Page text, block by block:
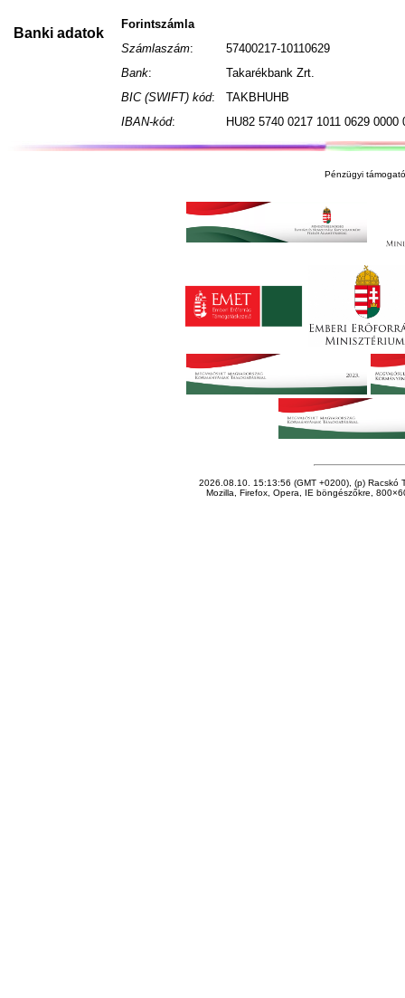
Banki adatok
Forintszámla
Számlaszám:
57400217-10110629
Bank:
Takarékbank Zrt.
BIC (SWIFT) kód:
TAKBHUHB
IBAN-kód: HU82 5740 0217 1011 0629 0000
Pénzügyi
2026.08.10. 15:13:56 (GMT +0200), (p) Racskó
Mozilla, Firefox, Opera, IE böngészőkre,